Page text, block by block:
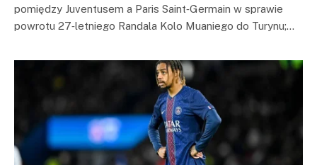
pomiędzy Juventusem a Paris Saint‑Germain w sprawie
powrotu 27‑letniego Randala Kolo Muaniego do Turynu;…